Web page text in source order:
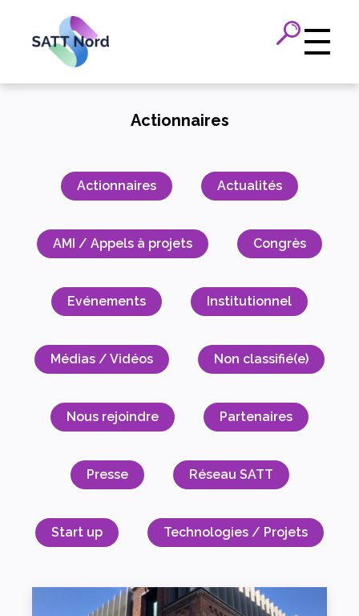
Actionnaires
Actionnaires Actualités
AMI / Appels à projets Congrès
Evénements Institutionnel
Médias / Vidéos Non classifié(e)
Nous rejoindre Partenaires
Presse Réseau SATT
Start up Technologies / Projets